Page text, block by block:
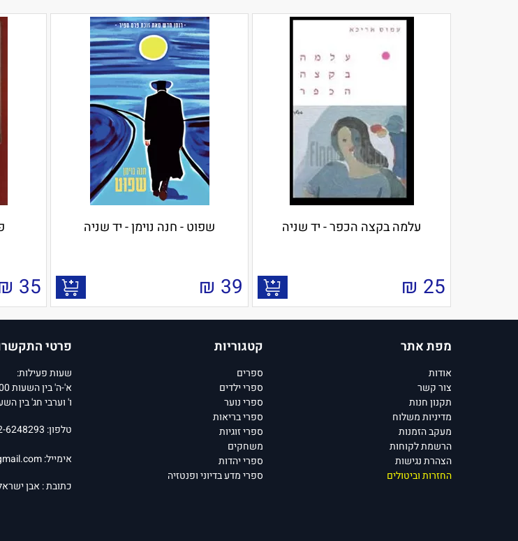
עלמה בקצה הכפר - יד שניה
25
₪
שפוט - חנה נוימן - יד שניה
39
₪
35
מפת אתר
אודות
צור קשר
תקנון חנות
מדיניות משלוח
מעקב הזמנות
הרשמת לקוחות
הצהרת נגישות
החזרות וביטולים
קטגוריות
ספרים
ספרי ילדים
ספרי נוער
ספרי בריאות
ספרי זוגיות
משחקים
ספרי יהדות
ספרי מדע בדיוני ופנטזיה
פרטי
שעות פעילות:
א'-ה' בין השעות 10:00-18:00
ו' וערבי חג' בין השעות
טלפון: 02-6248293
אימייל:
כתובת : אבן ישראל 3